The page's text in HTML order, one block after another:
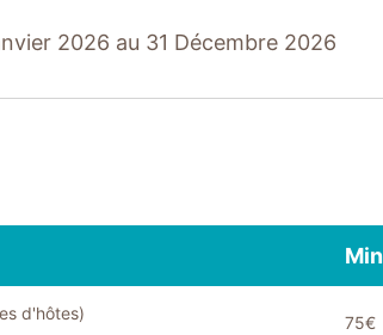
2026 au 31 Décembre 2026
d'hôtes) 75€